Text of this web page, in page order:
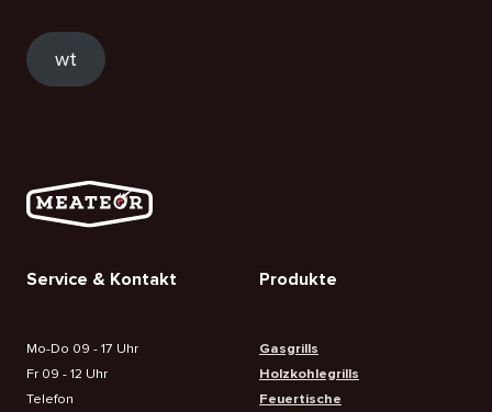
wt
Service & Kontakt
Mo-Do 09 - 17 Uhr
Fr 09 - 12 Uhr
Telefon
Produkte
Gasgrills
Holzkohlegrills
Feuertische